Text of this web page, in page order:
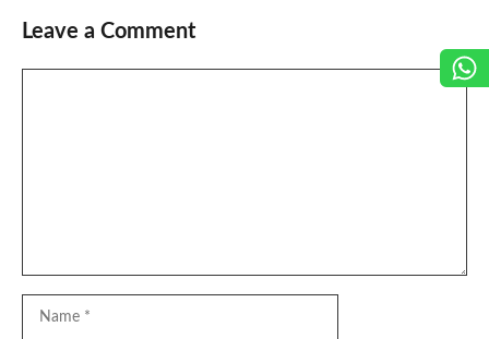
Leave a Comment